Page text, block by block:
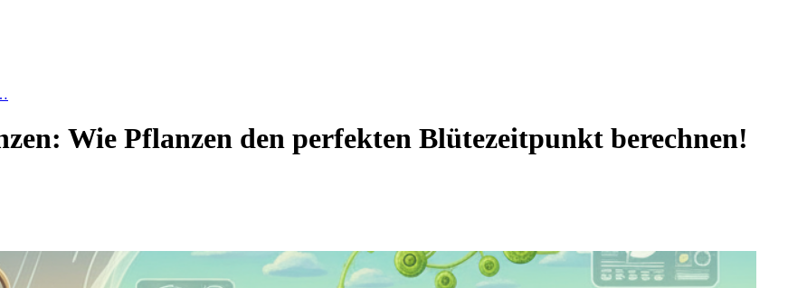
Wie Pflanzen den perfekten Blütezeitpunkt berechnen!